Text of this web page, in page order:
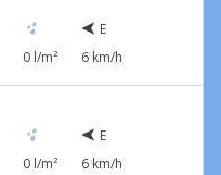
0 l/m²
E
6 km/h
0 l/m²
E
6 km/h